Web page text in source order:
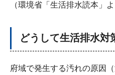
（環境省「生活排水読本」よ
どうして生活排水対
府域で発生する汚れの原因